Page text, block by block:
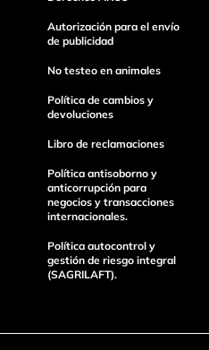
Autorización para el envío
de publicidad
No testeo en animales
Política de cambios y
devoluciones
Libro de reclamaciones
Política antisoborno y
anticorrupción para
negocios y transacciones
internacionales.
Política autocontrol y
gestión de riesgo integral
(SAGRILAFT).